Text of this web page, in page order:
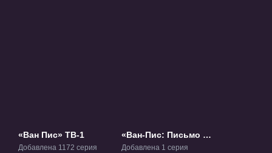
«Ван Пис» ТВ-1
Добавлена 1172 серия
«Ван-Пис: Письмо от
поклонника» ОВА-1
Добавлена 1 серия